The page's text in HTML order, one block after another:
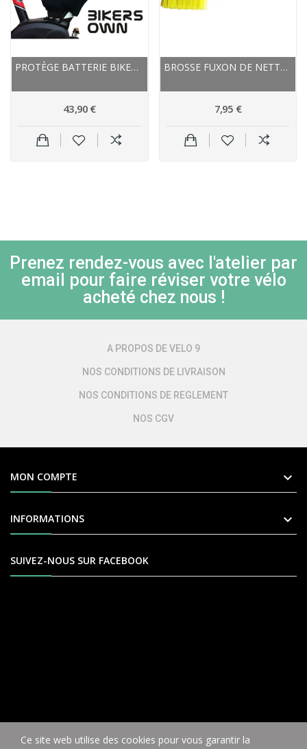
PROTÈGE BATTERIE BIKERS OWN NÉOPRÈNE CASE4RAIN...
43,90 €
BROSSE FUXON DE NETTOYAGE VÉLO LARGE NOIR ET...
7,95 €
Prenez rendez-vous avec l'atelier par
email pour faire réviser votre vélo
acheté chez nous !
A PROPOS DE VELO 9
NOS CONDITIONS DE LIVRAISON
NOS CONDITIONS DE REGLEMENT
NOS CGV
MON COMPTE 
INFORMATIONS 
SUIVEZ-NOUS SUR FACEBOOK
COPYRIGHT © VÉLO9 2004
Ce site web utilise des cookies pour vous garantir la